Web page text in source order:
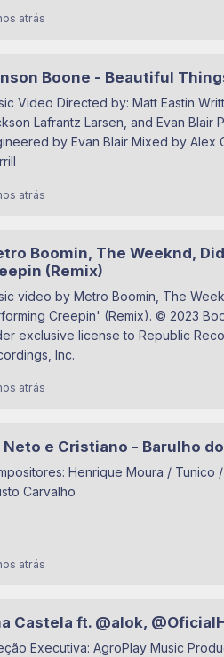
atrás
Boone - Beautiful
Video Directed by: Matt Eastin
Lafrantz Larsen, and Evan Blair
by Evan Blair Mixed by Alex
atrás
Boomin, The Weeknd,
(Remix)
video by Metro Boomin, The
Creepin' (Remix). © 2023
exclusive license to Republic
Inc.
atrás
Neto e Cristiano - Barulho
Henrique Moura / Tunico
Carvalho
atrás
Castela ft. ‪@alok‬,
Executiva: AgroPlay Music